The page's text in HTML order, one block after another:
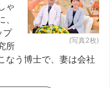
(写真2枚)
ゃ
プ
所
なう博士で、妻は会社